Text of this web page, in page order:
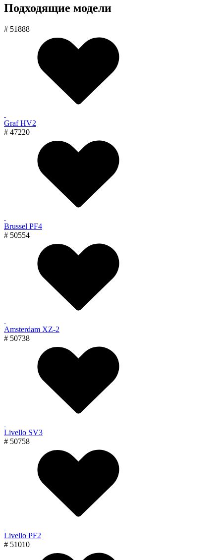
Подходящие модели
# 51888
Graf HV2
# 47220
Brussel PF4
# 50554
Amsterdam XZ-2
# 50738
Livello SV3
# 50758
Livello PF2
# 51010